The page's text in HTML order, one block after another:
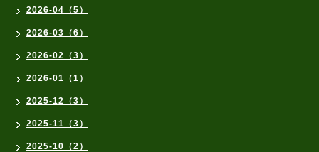
2026-04（5）
2026-03（6）
2026-02（3）
2026-01（1）
2025-12（3）
2025-11（3）
2025-10（2）